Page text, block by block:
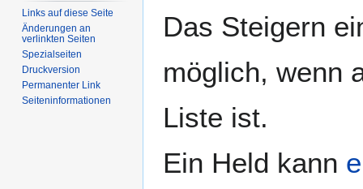
Das Steigern
möglich, wenn
Liste ist.
Ein Held kann
Links auf diese Seite
Änderungen an
verlinkten Seiten
Spezialseiten
Druckversion
Permanenter Link
Seiten­­informationen